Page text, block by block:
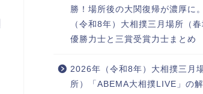
勝！場所後の大関復帰が濃厚に
（令和8年）大相撲三月場所（
優勝力士と三賞受賞力士まとめ
2026年（令和8年）大相撲三月
所）「ABEMA大相撲LIVE」の